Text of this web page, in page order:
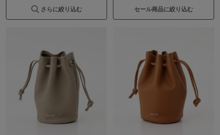
さらに絞り込む セール商品に絞り込む